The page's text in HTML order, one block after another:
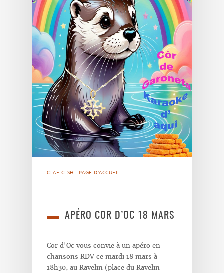
CLAE-CLSH PAGE D'ACCUEIL
APÉRO COR D’OC 18 MARS
Cor d'Oc vous convie à un apéro en
chansons RDV ce mardi 18 mars à
18h30, au Ravelin (place du Ravelin -